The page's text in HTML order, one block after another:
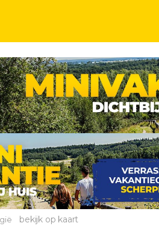
camping in de Belgische
bekijk op kaart